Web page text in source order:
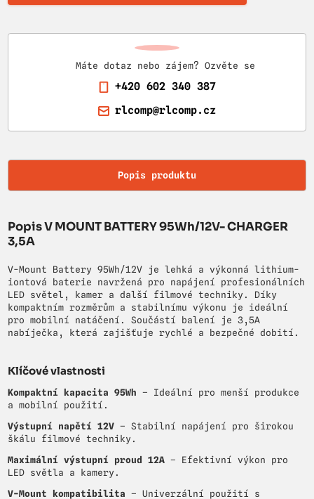
Máte dotaz nebo zájem? Ozvěte se
+420 602 340 387
rlcomp@rlcomp.cz
Popis produktu
Popis V MOUNT BATTERY 95Wh/12V- CHARGER
3,5A
V-Mount Battery 95Wh/12V je lehká a výkonná lithium-
iontová baterie navržená pro napájení profesionálních
LED světel, kamer a další filmové techniky. Díky
kompaktním rozměrům a stabilnímu výkonu je ideální
pro mobilní natáčení. Součástí balení je 3,5A
nabíječka, která zajišťuje rychlé a bezpečné dobití.
Klíčové vlastnosti
Kompaktní kapacita 95Wh – Ideální pro menší produkce
a mobilní použití.
Výstupní napětí 12V – Stabilní napájení pro širokou
škálu filmové techniky.
Maximální výstupní proud 12A – Efektivní výkon pro
LED světla a kamery.
V-Mount kompatibilita – Univerzální použití s